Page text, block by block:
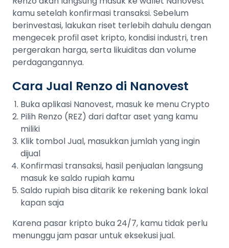
kamu setelah konfirmasi transaksi. Sebelum
berinvestasi, lakukan riset terlebih dahulu dengan
mengecek profil aset kripto, kondisi industri, tren
pergerakan harga, serta likuiditas dan volume
perdagangannya.
Cara Jual Renzo di Nanovest
Buka aplikasi Nanovest, masuk ke menu Crypto
Pilih Renzo (REZ) dari daftar aset yang kamu
miliki
Klik tombol Jual, masukkan jumlah yang ingin
dijual
Konfirmasi transaksi, hasil penjualan langsung
masuk ke saldo rupiah kamu
Saldo rupiah bisa ditarik ke rekening bank lokal
kapan saja
Karena pasar kripto buka 24/7, kamu tidak perlu
menunggu jam pasar untuk eksekusi jual.